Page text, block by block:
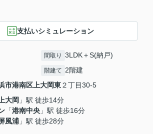
支払いシミュレーション
間取り 3LDK＋S(納戸)
階建て 2階建
市港南区上大岡東２丁目30-5
大岡 」駅 徒歩14分
「港南中央 」駅 徒歩16分
風浦 」駅 徒歩28分